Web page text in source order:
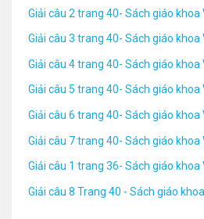
Giải câu 2 trang 40- Sách giáo khoa
Giải câu 3 trang 40- Sách giáo khoa
Giải câu 4 trang 40- Sách giáo khoa
Giải câu 5 trang 40- Sách giáo khoa
Giải câu 6 trang 40- Sách giáo khoa
Giải câu 7 trang 40- Sách giáo khoa
Giải câu 1 trang 36- Sách giáo khoa
Giải câu 8 Trang 40 - Sách giáo